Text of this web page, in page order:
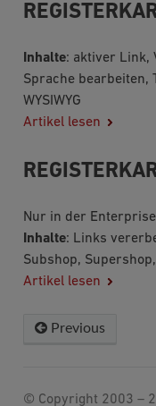
Inhalte: aktiver Link,
Sprache bearbeiten,
WYSIWYG
Artikel lesen
Nur in der
Inhalte: Links
Subshop,
Artikel lesen
Previous
© Copyright 2003 –